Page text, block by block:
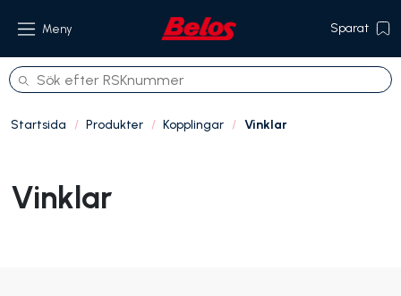
Meny Sparat
Om oss
Startsida Produkter Kopplingar Vinklar
Vinklar